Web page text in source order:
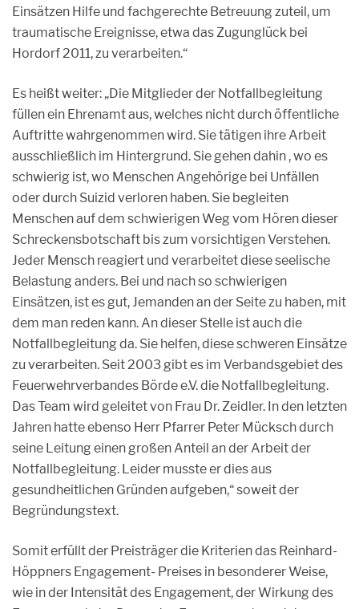
Einsätzen Hilfe und fachgerechte Betreuung zuteil, um
traumatische Ereignisse, etwa das Zugunglück bei
Hordorf 2011, zu verarbeiten.“
Es heißt weiter: „Die Mitglieder der Notfallbegleitung
füllen ein Ehrenamt aus, welches nicht durch öffentliche
Auftritte wahrgenommen wird. Sie tätigen ihre Arbeit
ausschließlich im Hintergrund. Sie gehen dahin , wo es
schwierig ist, wo Menschen Angehörige bei Unfällen
oder durch Suizid verloren haben. Sie begleiten
Menschen auf dem schwierigen Weg vom Hören dieser
Schreckensbotschaft bis zum vorsichtigen Verstehen.
Jeder Mensch reagiert und verarbeitet diese seelische
Belastung anders. Bei und nach so schwierigen
Einsätzen, ist es gut, Jemanden an der Seite zu haben, mit
dem man reden kann. An dieser Stelle ist auch die
Notfallbegleitung da. Sie helfen, diese schweren Einsätze
zu verarbeiten. Seit 2003 gibt es im Verbandsgebiet des
Feuerwehrverbandes Börde e.V. die Notfallbegleitung.
Das Team wird geleitet von Frau Dr. Zeidler. In den letzten
Jahren hatte ebenso Herr Pfarrer Peter Mücksch durch
seine Leitung einen großen Anteil an der Arbeit der
Notfallbegleitung. Leider musste er dies aus
gesundheitlichen Gründen aufgeben,“ soweit der
Begründungstext.
Somit erfüllt der Preisträger die Kriterien das Reinhard-
Höppners Engagement- Preises in besonderer Weise,
wie in der Intensität des Engagement, der Wirkung des